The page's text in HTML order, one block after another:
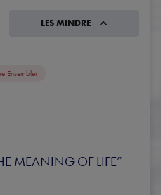
LES MINDRE
Ensembler
MEANING OF LIFE”